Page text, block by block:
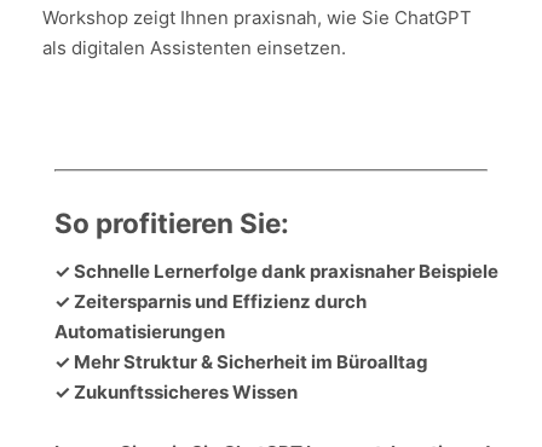
Workshop zeigt Ihnen praxisnah, wie Sie ChatGPT
als digitalen Assistenten einsetzen.
So profitieren Sie:
✓ Schnelle Lernerfolge dank praxisnaher Beispiele
✓ Zeitersparnis und Effizienz durch
Automatisierungen
✓ Mehr Struktur & Sicherheit im Büroalltag
✓ Zukunftssicheres Wissen